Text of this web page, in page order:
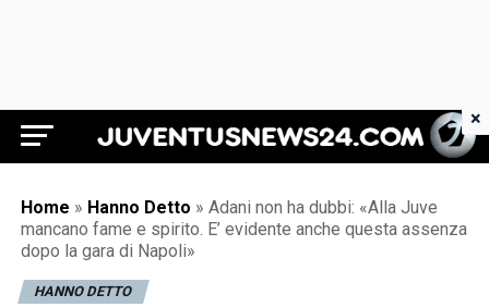
Juventus News 24
Home » Hanno Detto » Adani non ha dubbi: «Alla Juve
mancano fame e spirito. E’ evidente anche questa assenza
dopo la gara di Napoli»
HANNO DETTO
×